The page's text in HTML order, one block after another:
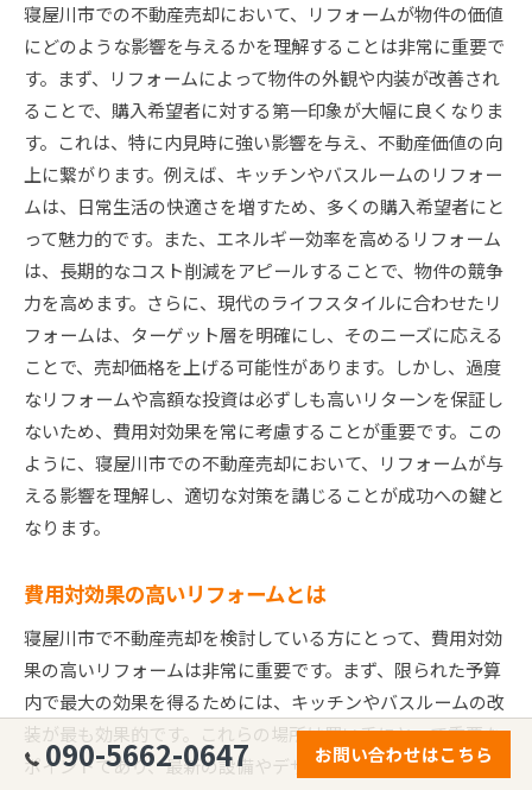
寝屋川市での不動産売却において、リフォームが物件の価値
にどのような影響を与えるかを理解することは非常に重要で
す。まず、リフォームによって物件の外観や内装が改善され
ることで、購入希望者に対する第一印象が大幅に良くなりま
す。これは、特に内見時に強い影響を与え、不動産価値の向
上に繋がります。例えば、キッチンやバスルームのリフォー
ムは、日常生活の快適さを増すため、多くの購入希望者にと
って魅力的です。また、エネルギー効率を高めるリフォーム
は、長期的なコスト削減をアピールすることで、物件の競争
力を高めます。さらに、現代のライフスタイルに合わせたリ
フォームは、ターゲット層を明確にし、そのニーズに応える
ことで、売却価格を上げる可能性があります。しかし、過度
なリフォームや高額な投資は必ずしも高いリターンを保証し
ないため、費用対効果を常に考慮することが重要です。この
ように、寝屋川市での不動産売却において、リフォームが与
える影響を理解し、適切な対策を講じることが成功への鍵と
なります。
費用対効果の高いリフォームとは
寝屋川市で不動産売却を検討している方にとって、費用対効
果の高いリフォームは非常に重要です。まず、限られた予算
内で最大の効果を得るためには、キッチンやバスルームの改
装が最も効果的です。これらの場所は買い手にとって重要な
ポイントであり、最新の設備やデザインを取り入れること
090-5662-0647 お問い合わせはこちら